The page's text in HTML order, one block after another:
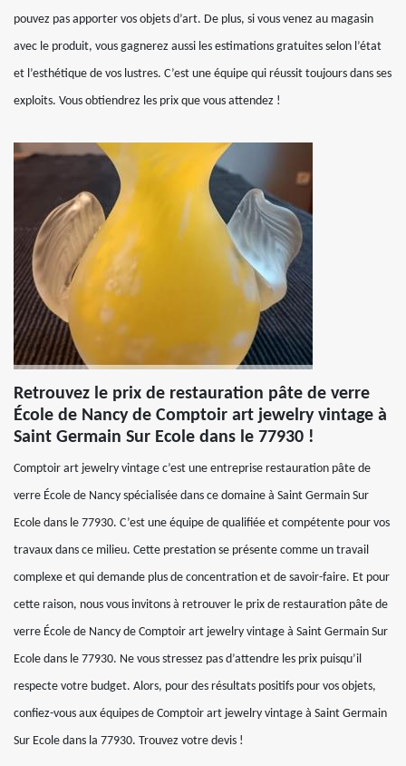
pouvez pas apporter vos objets d’art. De plus, si vous venez au magasin
avec le produit, vous gagnerez aussi les estimations gratuites selon l’état
et l’esthétique de vos lustres. C’est une équipe qui réussit toujours dans ses
exploits. Vous obtiendrez les prix que vous attendez !
Retrouvez le prix de restauration pâte de verre
École de Nancy de Comptoir art jewelry vintage à
Saint Germain Sur Ecole dans le 77930 !
Comptoir art jewelry vintage c’est une entreprise restauration pâte de
verre École de Nancy spécialisée dans ce domaine à Saint Germain Sur
Ecole dans le 77930. C’est une équipe de qualifiée et compétente pour vos
travaux dans ce milieu. Cette prestation se présente comme un travail
complexe et qui demande plus de concentration et de savoir-faire. Et pour
cette raison, nous vous invitons à retrouver le prix de restauration pâte de
verre École de Nancy de Comptoir art jewelry vintage à Saint Germain Sur
Ecole dans le 77930. Ne vous stressez pas d’attendre les prix puisqu’il
respecte votre budget. Alors, pour des résultats positifs pour vos objets,
confiez-vous aux équipes de Comptoir art jewelry vintage à Saint Germain
Sur Ecole dans la 77930. Trouvez votre devis !